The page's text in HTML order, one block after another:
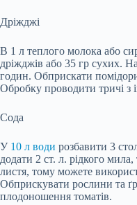
Дріжджі
В 1 л теплого молока або
дріжджів або 35 гр сухих.
годин. Обприскати
Обробку проводити тричі з
Сода
У 10 л води розбавити 3
додати 2 ст. л. рідкого
листя, тому можете
Обприскувати рослини та
плодоношення томатів.